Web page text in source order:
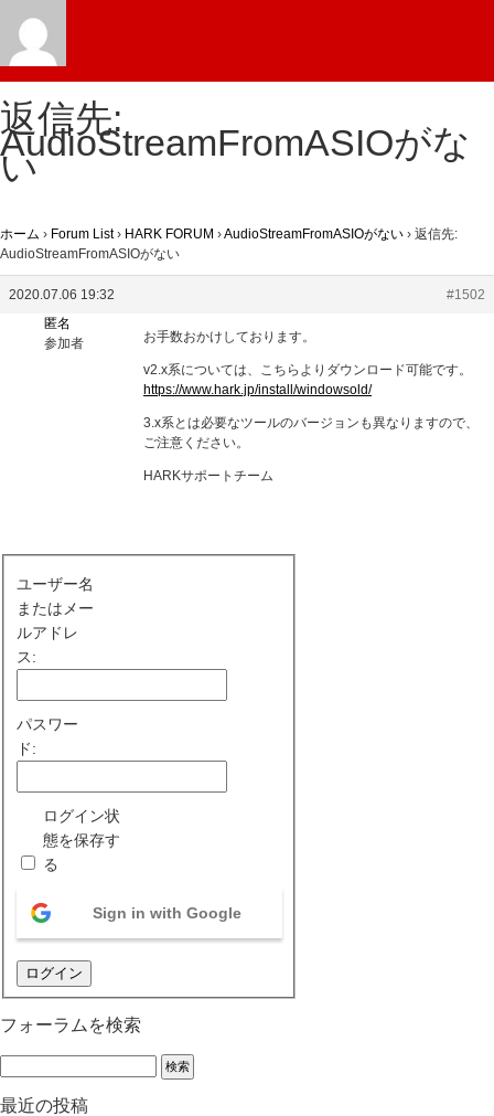
返信先:
AudioStreamFromASIOがな
い
ホーム › Forum List › HARK FORUM ›AudioStreamFromASIOがない › 返信先:
AudioStreamFromASIOがない
2020.07.06 19:32
#1502
匿名
参加者
お手数おかけしております。
v2.x系については、こちらよりダウンロード可能です。
https://www.hark.jp/install/windowsold/
3.x系とは必要なツールのバージョンも異なりますので、
ご注意ください。
HARKサポートチーム
ユーザー名
またはメー
ルアドレ
ス:
パスワー
ド:
ログイン状
態を保存す
る
Sign in with Google
ログイン
フォーラムを検索
最近の投稿